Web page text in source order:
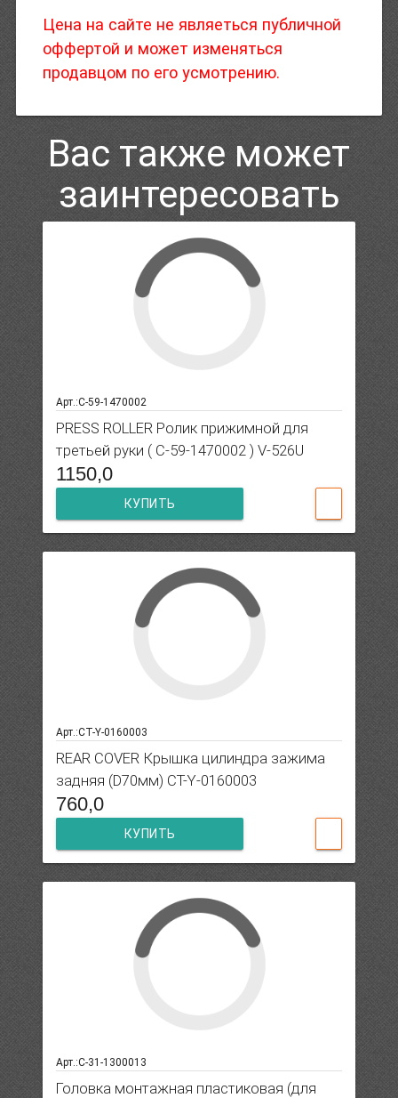
Цена на сайте не являеться публичной
оффертой и может изменяться
продавцом по его усмотрению.
Вас также может
заинтересовать
Арт.:C-59-1470002
PRESS ROLLER Ролик прижимной для
третьей руки ( C-59-1470002 ) V-526U
1150,0
КУПИТЬ
Арт.:CT-Y-0160003
REAR COVER Крышка цилиндра зажима
задняя (D70мм) CT-Y-0160003
760,0
КУПИТЬ
Арт.:C-31-1300013
Головка монтажная пластиковая (для